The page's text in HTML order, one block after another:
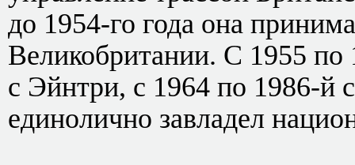
до 1954-го года она
Великобритании. С 1955 по
с Эйнтри, с 1964 по 1986-й
единолично завладел